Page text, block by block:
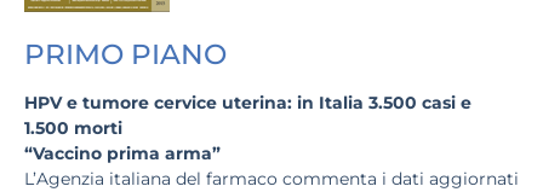
PRIMO PIANO
HPV e tumore cervice uterina: in Italia 3.500 casi e
1.500 morti
“Vaccino prima arma”
L’Agenzia italiana del farmaco commenta i dati aggiornati